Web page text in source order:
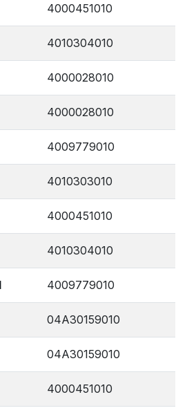
4000451010
4010304010
4000028010
4000028010
4009779010
4010303010
4000451010
4010304010
4009779010
04A30159010
04A30159010
4000451010